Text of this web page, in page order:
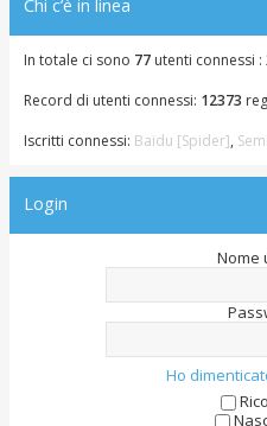
Chi c’è in linea
In totale ci sono 77 utenti connessi
Record di utenti connessi: 12373
Iscritti connessi: Baidu [Spider],
Login
Nome
Ho